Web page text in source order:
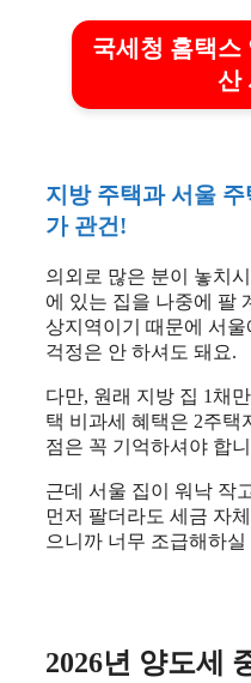
국세청 홈택스
산
지방 주택과 서울
가 관건!
의외로 많은 분이 놓치
에 있는 집을 나중에 팔
상지역이기 때문에 서울
걱정은 안 하셔도 돼요.
다만, 원래 지방 집 1채
택 비과세 혜택은 2주택
점은 꼭 기억하셔야 합
근데 서울 집이 워낙 작
먼저 팔더라도 세금 자
으니까 너무 조급해하
2026년 양도세